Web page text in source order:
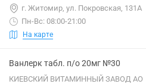
г. Житомир, ул. Покровская, 131А
Пн-Вс: 08:00-21:00
На карте
Ванлерк табл. п/о 20мг №30
КИЕВСКИЙ ВИТАМИННЫЙ ЗАВОД АО